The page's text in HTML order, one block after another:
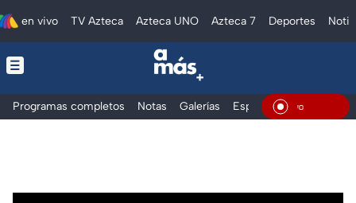
en vivo TV Azteca Azteca UNO Azteca 7 Deportes
Programas completos Notas Galerías EspecialesEn Vivo